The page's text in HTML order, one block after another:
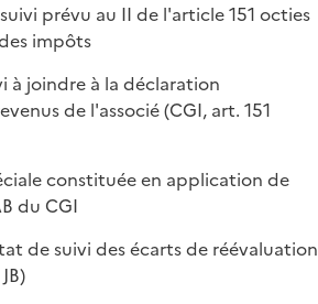
prévu au II de l'article 151 octies
impôts
à joindre à la déclaration
de l'associé (CGI, art. 151
constituée en application de
du CGI
de suivi des écarts de réévaluation